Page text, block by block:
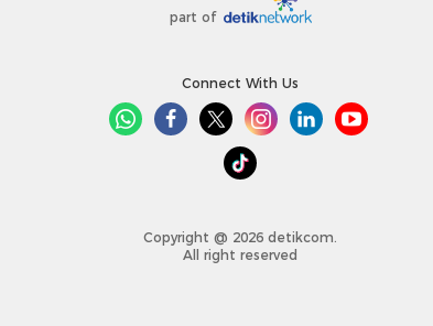
part of
Connect With Us
Copyright @ 2026 detikcom.
All right reserved